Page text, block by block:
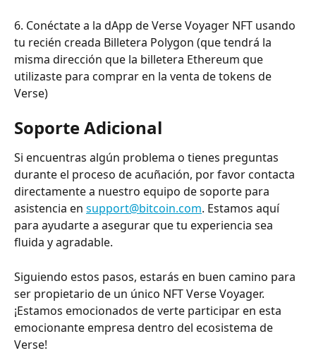
6. Conéctate a la dApp de Verse Voyager NFT usando
tu recién creada Billetera Polygon (que tendrá la
misma dirección que la billetera Ethereum que
utilizaste para comprar en la venta de tokens de
Verse)
Soporte Adicional
Si encuentras algún problema o tienes preguntas
durante el proceso de acuñación, por favor contacta
directamente a nuestro equipo de soporte para
asistencia en support@bitcoin.com. Estamos aquí
para ayudarte a asegurar que tu experiencia sea
fluida y agradable.
Siguiendo estos pasos, estarás en buen camino para
ser propietario de un único NFT Verse Voyager.
¡Estamos emocionados de verte participar en esta
emocionante empresa dentro del ecosistema de
Verse!